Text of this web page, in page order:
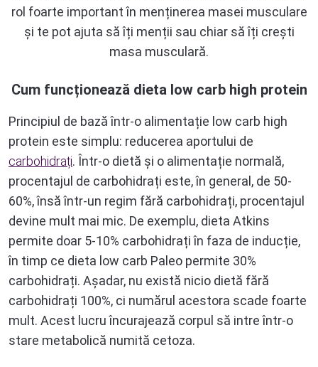
rol foarte important în menținerea masei musculare
și te pot ajuta să îți menții sau chiar să îți crești
masa musculară.
Cum funcționează dieta low carb high protein
Principiul de bază într-o alimentație low carb high
protein este simplu: reducerea aportului de
carbohidrați. Într-o dietă și o alimentație normală,
procentajul de carbohidrați este, în general, de 50-
60%, însă într-un regim fără carbohidrați, procentajul
devine mult mai mic. De exemplu, dieta Atkins
permite doar 5-10% carbohidrați în faza de inducție,
în timp ce dieta low carb Paleo permite 30%
carbohidrați. Așadar, nu există nicio dietă fără
carbohidrați 100%, ci numărul acestora scade foarte
mult. Acest lucru încurajează corpul să intre într-o
stare metabolică numită cetoza.